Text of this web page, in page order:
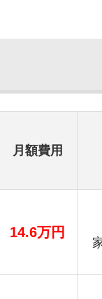
月額費用
14.6万円